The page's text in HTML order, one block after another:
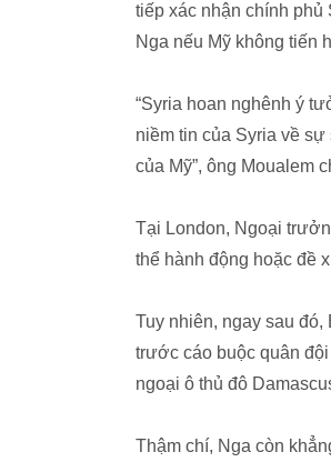
tiếp xác nhận chính phủ
Nga nếu Mỹ không tiến
“Syria hoan nghênh ý
niềm tin của Syria về
của Mỹ”, ông Moualem
Tại London, Ngoại
thể hành động hoặc đề
Tuy nhiên, ngay sau
trước cáo buộc quân
ngoại ô thủ đô
Thậm chí, Nga còn